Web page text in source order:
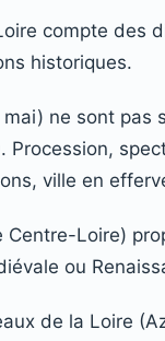
compte des
historiques.
mai) ne sont pas
Procession,
ville en
Loire)
ou
de la Loire